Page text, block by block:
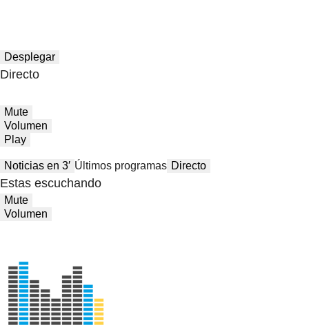
Desplegar
Directo
Mute
Volumen
Play
Noticias en 3′ Últimos programas Directo
Estas escuchando
Mute
Volumen